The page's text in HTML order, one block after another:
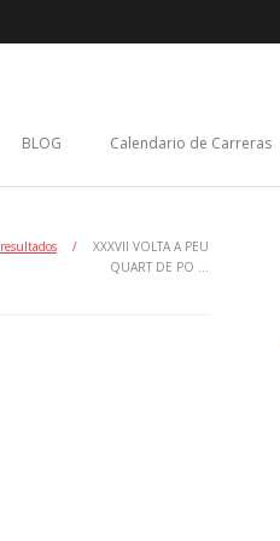
BLOG Calendario de Carreras
resultados /
XXXVII VOLTA A PEU
QUART DE PO …